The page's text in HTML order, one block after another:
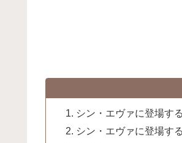
シン・エヴァに登場す
シン・エヴァに登場す